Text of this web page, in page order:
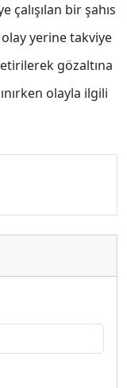
çalışılan bir şahıs
yerine takviye
gözaltına
olayla ilgili